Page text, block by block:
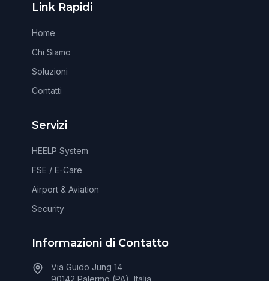
Link Rapidi
Home
Chi Siamo
Soluzioni
Contatti
Servizi
HEELP System
FSE / E-Care
Airport & Aviation
Security
Informazioni di Contatto
Via Guido Jung 14
90142 Palermo (PA), Italia